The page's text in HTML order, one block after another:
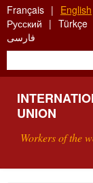
Skip
to
main
content
Français English
Русский
Türkçe
فارسی
UNION
Workers of the